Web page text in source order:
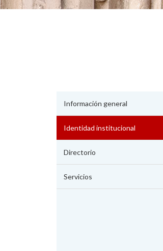
Información general
Identidad institucional
Directorio
Servicios